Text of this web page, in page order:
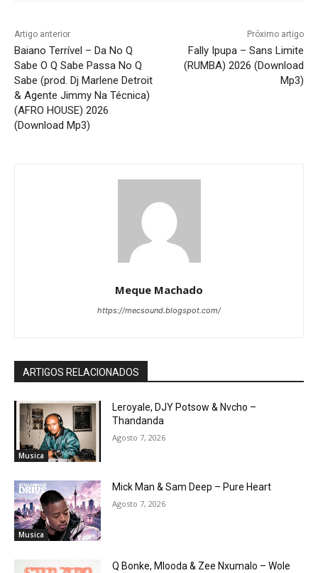
Artigo anterior
Baiano Terrível – Da No Q
Sabe O Q Sabe Passa No Q
Sabe (prod. Dj Marlene Detroit
& Agente Jimmy Na Técnica)
(AFRO HOUSE) 2026
(Download Mp3)
Próximo artigo
Fally Ipupa – Sans Limite
(RUMBA) 2026 (Download
Mp3)
Meque Machado
https://mecsound.blogspot.com/
ARTIGOS RELACIONADOS
Musica
Leroyale, DJY Potsow & Nvcho –
Thandanda
Agosto 7, 2026
Musica
Mick Man & Sam Deep – Pure Heart
Agosto 7, 2026
Q Bonke, Mlooda & Zee Nxumalo – Wole